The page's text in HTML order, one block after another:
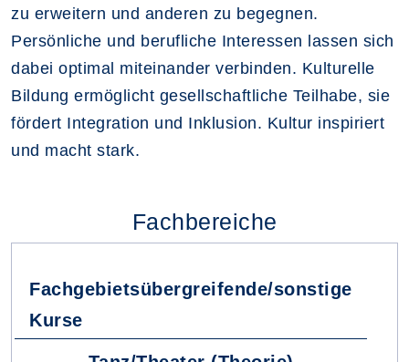
zu erweitern und anderen zu begegnen.
Persönliche und berufliche Interessen lassen sich
dabei optimal miteinander verbinden. Kulturelle
Bildung ermöglicht gesellschaftliche Teilhabe, sie
fördert Integration und Inklusion. Kultur inspiriert
und macht stark.
Fachbereiche
Fachgebietsübergreifende/sonstige
Kurse